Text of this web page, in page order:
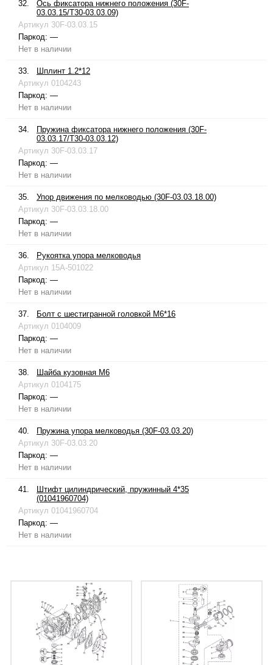
32.
Ось фиксатора нижнего положения (30F-
03.03.15/T30-03.03.09)
Артикул 30F-03.03.15
Паркод: —
Нет в наличии
33.
Шплинт 1.2*12
Артикул 0104243
Паркод: —
Нет в наличии
34.
Пружина фиксатора нижнего положения (30F-
03.03.17/T30-03.03.12)
Артикул 30F-03.03.17
Паркод: —
Нет в наличии
35.
Упор движения по мелководью (30F-03.03.18.00)
Артикул 30F-03.03.18.00
Паркод: —
Нет в наличии
36.
Рукоятка упора мелководья
Артикул 15A-501022
Паркод: —
Нет в наличии
37.
Болт с шестигранной головкой М6*16
Артикул 0104009
Паркод: —
Нет в наличии
38.
Шайба кузовная М6
Артикул 0104175
Паркод: —
Нет в наличии
40.
Пружина упора мелководья (30F-03.03.20)
Артикул 30F-03.03.20
Паркод: —
Нет в наличии
41.
Штифт цилиндрический, пружинный 4*35
(01041960704)
Артикул 01041960704
Паркод: —
Нет в наличии